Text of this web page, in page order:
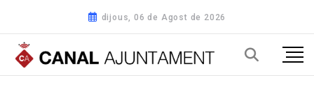
dijous, 06 de Agost de 2026